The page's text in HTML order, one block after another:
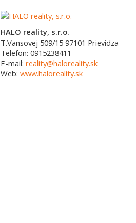
HALO reality, s.r.o.
T.Vansovej 509/15 97101 Prievidza
Telefon: 0915238411
E-mail: reality@haloreality.sk
Web: www.haloreality.sk